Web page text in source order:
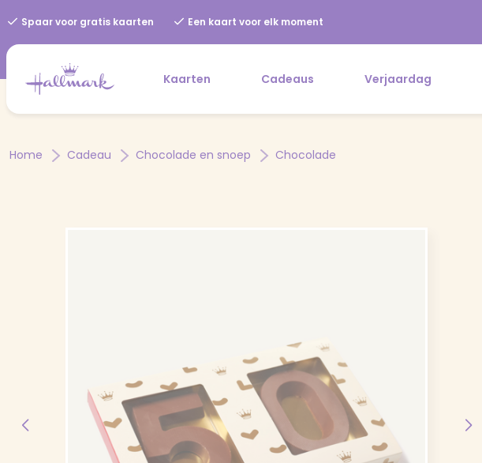
Spaar voor gratis kaarten Een kaart voor elk moment
Kaarten Cadeaus Verjaardag
Home Cadeau Chocolade en snoep Chocolade